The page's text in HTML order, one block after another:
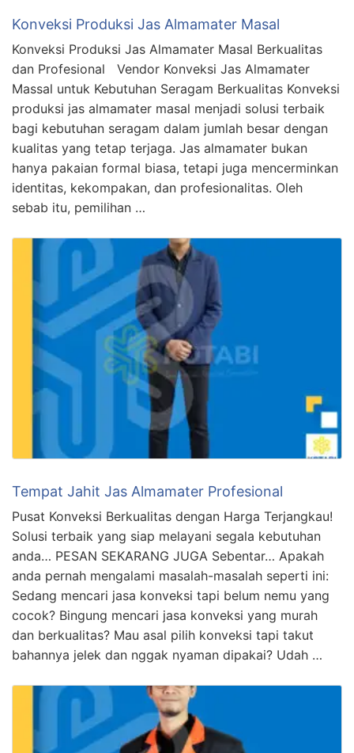
Konveksi Produksi Jas Almamater Masal
Konveksi Produksi Jas Almamater Masal Berkualitas
dan Profesional Vendor Konveksi Jas Almamater
Massal untuk Kebutuhan Seragam Berkualitas Konveksi
produksi jas almamater masal menjadi solusi terbaik
bagi kebutuhan seragam dalam jumlah besar dengan
kualitas yang tetap terjaga. Jas almamater bukan
hanya pakaian formal biasa, tetapi juga mencerminkan
identitas, kekompakan, dan profesionalitas. Oleh
sebab itu, pemilihan …
Tempat Jahit Jas Almamater Profesional
Pusat Konveksi Berkualitas dengan Harga Terjangkau!
Solusi terbaik yang siap melayani segala kebutuhan
anda… PESAN SEKARANG JUGA Sebentar… Apakah
anda pernah mengalami masalah-masalah seperti ini:
Sedang mencari jasa konveksi tapi belum nemu yang
cocok? Bingung mencari jasa konveksi yang murah
dan berkualitas? Mau asal pilih konveksi tapi takut
bahannya jelek dan nggak nyaman dipakai? Udah …